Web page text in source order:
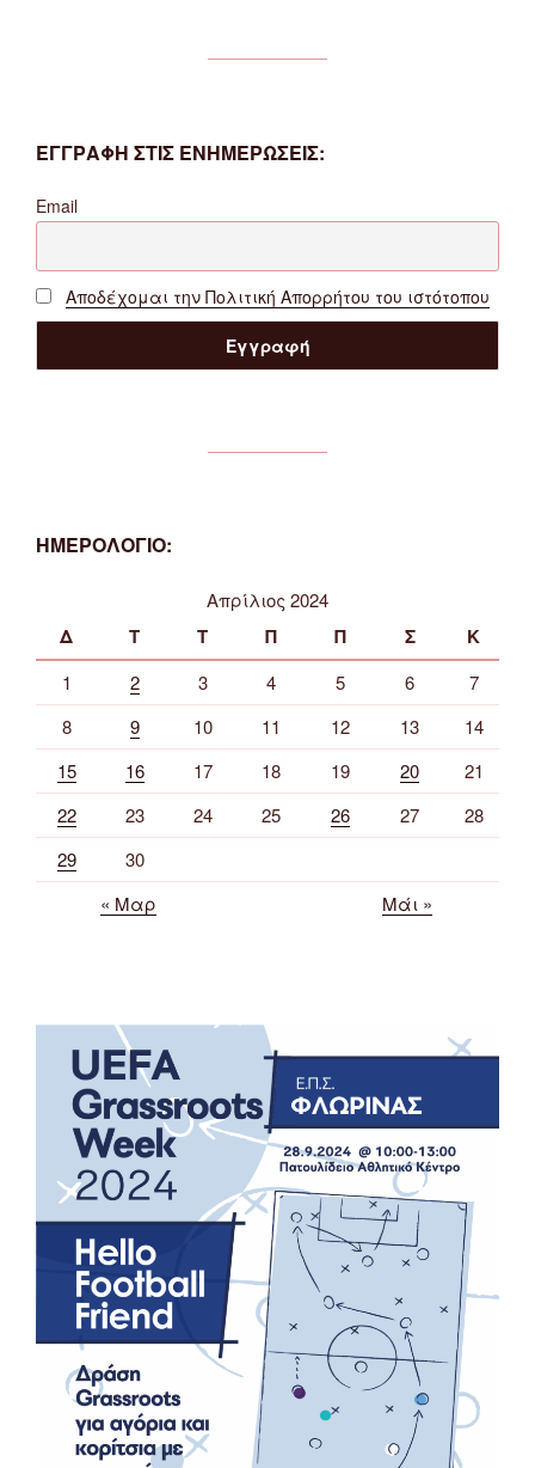
ΕΓΓΡΑΦΗ ΣΤΙΣ ΕΝΗΜΕΡΩΣΕΙΣ:
Email
Αποδέχομαι την Πολιτική Απορρήτου του ιστότοπου
ΗΜΕΡΟΛΟΓΙΟ:
Απρίλιος 2024
Δ Τ Τ Π Π Σ Κ
1 2 3 4 5 6
7
8
9 10 11 12 13
14
15
16 17 18 19 20
21
22
23 24 25 26 27
28
29
30
« Μαρ
Μάι »